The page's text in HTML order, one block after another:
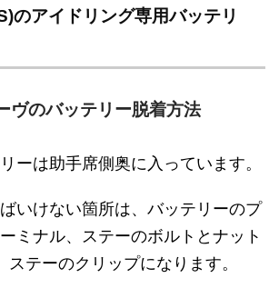
のアイドリング専用バッテリ
ヴのバッテリー脱着方法
ーは助手席側奥に入っています。
いけない箇所は、バッテリーのプ
ミナル、ステーのボルトとナット
ステーのクリップになります。